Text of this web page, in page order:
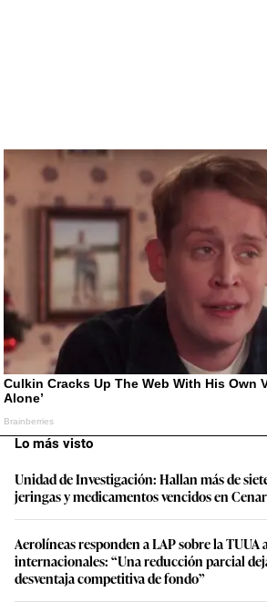
Lo más visto
Unidad de Investigación: Hallan más de
jeringas y medicamentos vencidos en
Aerolíneas responden a LAP sobre la TUUA
internacionales: “Una reducción parcial
desventaja competitiva de fondo”